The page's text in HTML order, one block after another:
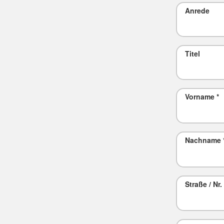
Anrede
Titel
Vorname*
Nachname
Straße / Nr.